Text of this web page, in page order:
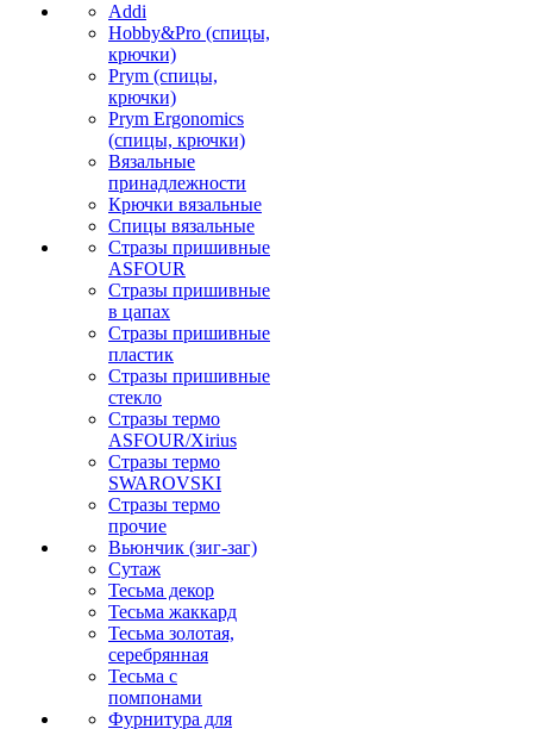
Addi
Hobby&Pro (спицы,
крючки)
Prym (спицы,
крючки)
Prym Ergonomics
(спицы, крючки)
Вязальные
принадлежности
Крючки вязальные
Спицы вязальные
Стразы пришивные
ASFOUR
Стразы пришивные
в цапах
Стразы пришивные
пластик
Стразы пришивные
стекло
Стразы термо
ASFOUR/Xirius
Стразы термо
SWAROVSKI
Стразы термо
прочие
Вьюнчик (зиг-заг)
Сутаж
Тесьма декор
Тесьма жаккард
Тесьма золотая,
серебрянная
Тесьма с
помпонами
Фурнитура для